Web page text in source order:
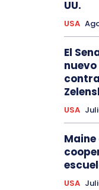
UU.
USA
El
USA
USA